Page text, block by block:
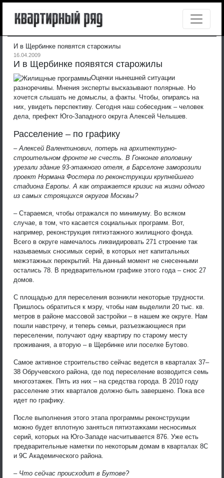
И в Щербинке появятся старожилы
16.04.2009
И в Щербинке появятся старожилы
Оценки нынешней ситуации
разноречивы. Мнения эксперты высказывают полярные. Но
хочется слышать не домыслы, а факты. Чтобы, опираясь на
них, увидеть перспективу. Сегодня наш собеседник – человек
дела, префект Юго-Западного округа Алексей Челышев.
Расселение – по графику
– Алексей Валентинович, потерь на архитектурно-
строительном фронте не счесть. В Гонконге вполовину
урезали здание 93-этажного отеля, в Барселоне заморозили
проект Нормана Фостера по реконструкции крупнейшего
стадиона Европы. А как отражается кризис на жизни одного
из самых строящихся округов Москвы?
– Стараемся, чтобы отражался по минимуму. Во всяком
случае, в том, что касается социальных программ. Вот,
например, реконструкция пятиэтажного жилищного фонда.
Всего в округе намечалось ликвидировать 271 строение так
называемых сносимых серий, в которых нет капитальных
межэтажных перекрытий. На данный момент не снесенными
остались 78. В предварительном графике этого года – снос 27
домов.
С площадью для переселения возникли некоторые трудности.
Пришлось обратиться к мэру, чтобы нам выделили 20 тыс. кв.
метров в районе массовой застройки – в нашем же округе. Нам
пошли навстречу, и теперь семьи, разъезжающиеся при
переселении, получают одну квартиру по старому месту
проживания, а вторую – в Щербинке или поселке Бутово.
Самое активное строительство сейчас ведется в кварталах 37–
38 Обручевского района, где под переселение возводится семь
многоэтажек. Пять из них – на средства города. В 2010 году
расселение этих кварталов должно быть завершено. Пока все
идет по графику.
После выполнения этого этапа программы реконструкции
можно будет вплотную заняться пятиэтажками несносимых
серий, которых на Юго-Западе насчитывается 876. Уже есть
предварительные наметки по некоторым домам в кварталах 8С
и 9С Академического района.
– Что сейчас происходит в Бутове?